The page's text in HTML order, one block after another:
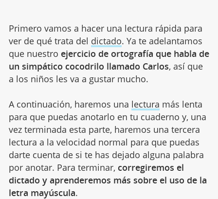
Primero vamos a hacer una lectura rápida para
ver de qué trata del dictado. Ya te adelantamos
que nuestro ejercicio de ortografía que habla de
un simpático cocodrilo llamado Carlos, así que
a los niños les va a gustar mucho.
A continuación, haremos una lectura más lenta
para que puedas anotarlo en tu cuaderno y, una
vez terminada esta parte, haremos una tercera
lectura a la velocidad normal para que puedas
darte cuenta de si te has dejado alguna palabra
por anotar. Para terminar, corregiremos el
dictado y aprenderemos más sobre el uso de la
letra mayúscula.